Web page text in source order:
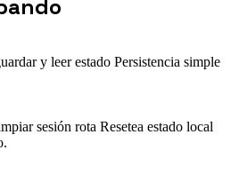
y leer estado Persistencia simple
sesión rota Resetea estado local